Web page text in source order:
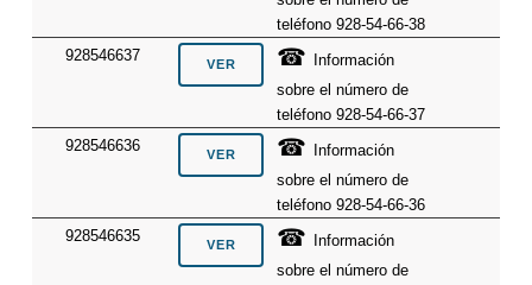
teléfono 928-54-66-38
928546637
☎
Información
sobre el número de
teléfono 928-54-66-37
928546636
☎
Información
sobre el número de
teléfono 928-54-66-36
928546635
☎
Información
sobre el número de